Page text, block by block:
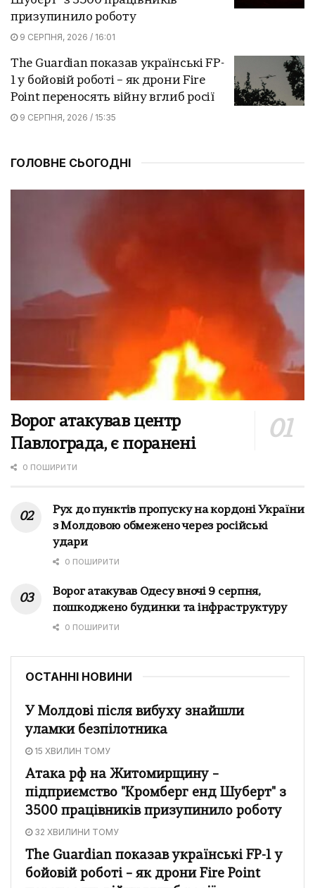
призупинило роботу
9 СЕРПНЯ, 2026 / 16:01
The Guardian показав українські FP-
1 у бойовій роботі – як дрони Fire
Point переносять війну вглиб росії
9 СЕРПНЯ, 2026 / 15:35
ГОЛОВНЕ СЬОГОДНІ
Ворог атакував центр
Павлограда, є поранені
0 ПОШИРИТИ
Рух до пунктів пропуску на кордоні України
з Молдовою обмежено через російські
удари
0 ПОШИРИТИ
Ворог атакував Одесу вночі 9 серпня,
пошкоджено будинки та інфраструктуру
0 ПОШИРИТИ
ОСТАННІ НОВИНИ
У Молдові після вибуху знайшли
уламки безпілотника
15 ХВИЛИН ТОМУ
Атака рф на Житомирщину –
підприємство "Кромберг енд Шуберт" з
3500 працівників призупинило роботу
32 ХВИЛИНИ ТОМУ
The Guardian показав українські FP-1 у
бойовій роботі – як дрони Fire Point